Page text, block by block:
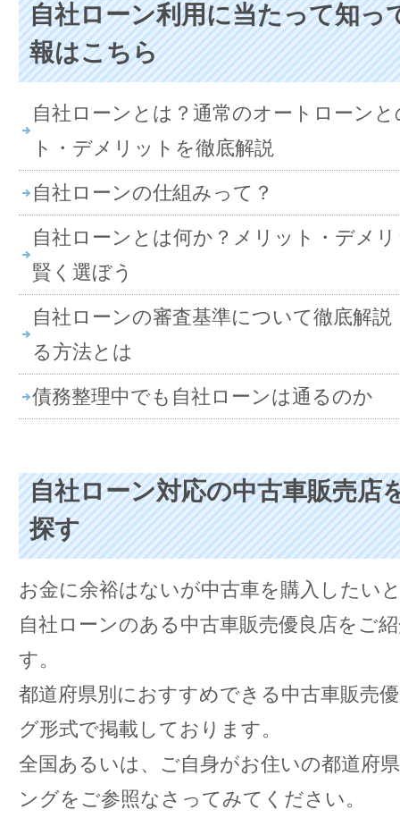
自社ローン利用に当たって知っ
報はこちら
自社ローンとは？通常のオートローン
ト・デメリットを徹底解説
自社ローンの仕組みって？
自社ローンとは何か？メリット・デメ
賢く選ぼう
自社ローンの審査基準について徹底解
る方法とは
債務整理中でも自社ローンは通るのか
自社ローン対応の中古車販売店
探す
お金に余裕はないが中古車を購入したい
自社ローンのある中古車販売優良店をご
す。
都道府県別におすすめできる中古車販売
グ形式で掲載しております。
全国あるいは、ご自身がお住いの都道府
ングをご参照なさってみてください。